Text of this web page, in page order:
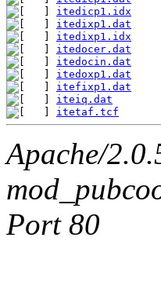
itedicp1.idx
itedixp1.dat
itedixp1.idx
itedocer.dat
itedocin.dat
itedoxp1.dat
itefixp1.dat
iteiq.dat
itetaf.tcf
Apache/
Port 80